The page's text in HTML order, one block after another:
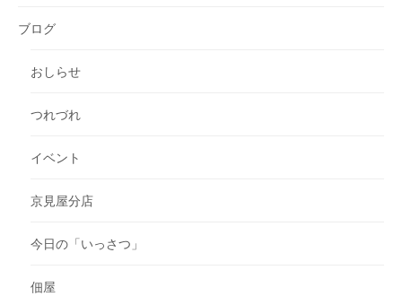
ブログ
おしらせ
つれづれ
イベント
京見屋分店
今日の「いっさつ」
佃屋